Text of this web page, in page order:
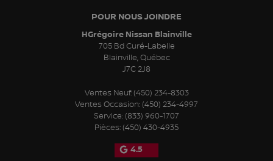
POUR NOUS JOINDRE
HGrégoire Nissan Blainville
705 Bd Curé-Labelle
Blainville,Québec
J7C 2J8
Ventes Neuf: (450) 234-8303
Ventes Occasion: (450) 234-4997
Service: (833) 960-1707
Pièces: (450) 430-4935
4.5